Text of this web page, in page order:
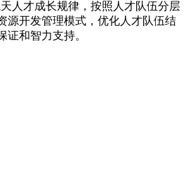
人才成长规律，按照人才队伍分层
源开发管理模式，优化人才队伍结
和智力支持。